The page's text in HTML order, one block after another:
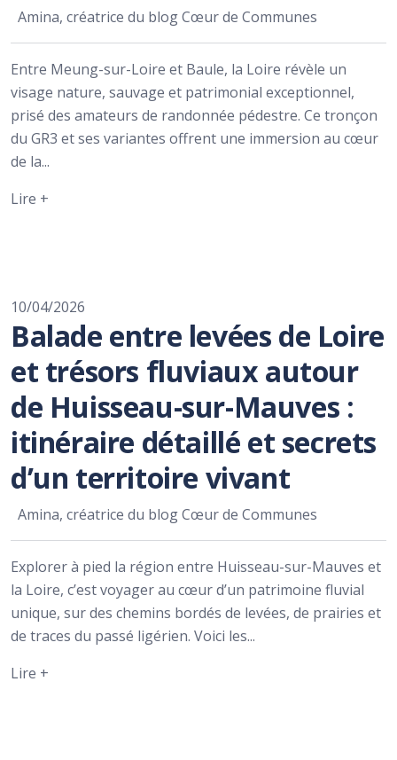
Amina, créatrice du blog Cœur de Communes
Entre Meung-sur-Loire et Baule, la Loire révèle un
visage nature, sauvage et patrimonial exceptionnel,
prisé des amateurs de randonnée pédestre. Ce tronçon
du GR3 et ses variantes offrent une immersion au cœur
de la...
Lire +
10/04/2026
Balade entre levées de Loire
et trésors fluviaux autour
de Huisseau-sur-Mauves :
itinéraire détaillé et secrets
d’un territoire vivant
Amina, créatrice du blog Cœur de Communes
Explorer à pied la région entre Huisseau-sur-Mauves et
la Loire, c’est voyager au cœur d’un patrimoine fluvial
unique, sur des chemins bordés de levées, de prairies et
de traces du passé ligérien. Voici les...
Lire +